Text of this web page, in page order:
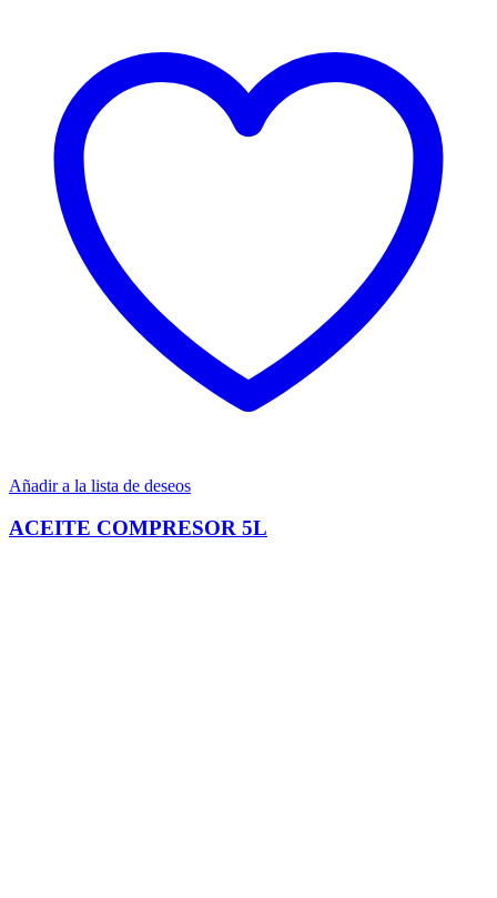
Añadir a la lista de deseos
ACEITE COMPRESOR 5L